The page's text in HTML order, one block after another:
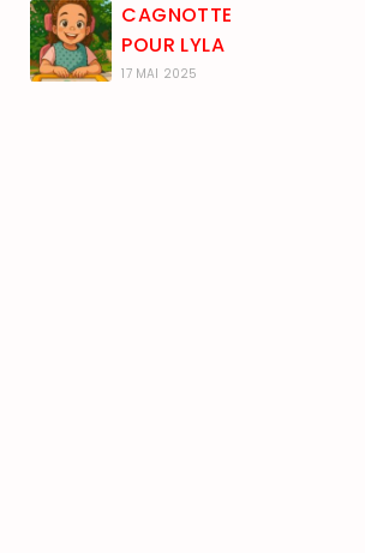
CAGNOTTE
POUR LYLA
17 MAI 2025